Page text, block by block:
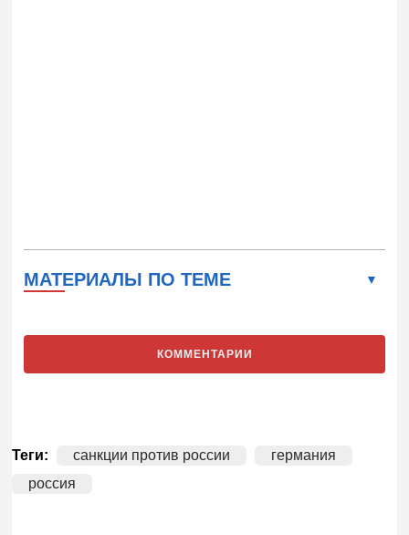
МАТЕРИАЛЫ ПО ТЕМЕ
КОММЕНТАРИИ
Теги: санкции против россии
германия
россия